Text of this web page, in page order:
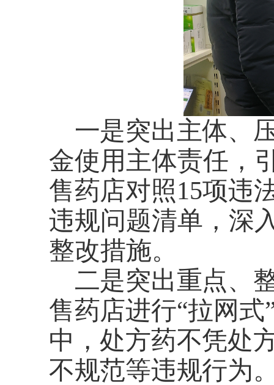
一是突出主体、
金使用主体责任 ，
售药店对照15项违
违规问题清单，深
整改措施。
二是突出重点、
售药店进行“拉网式
中，处方药不凭处
不规范等违规行为